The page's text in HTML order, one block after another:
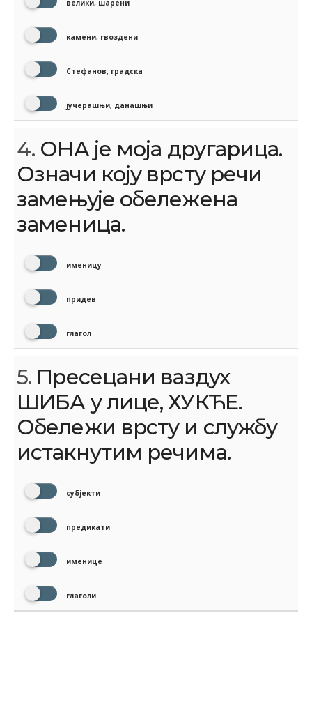
велики, шарени
камени, гвоздени
Стефанов, градска
јучерашњи, данашњи
4. ОНА је моја другарица.
Означи коју врсту речи
замењује обележена
заменица.
именицу
придев
глагол
5. Пресецани ваздух
ШИБА у лице, ХУКЋЕ.
Обележи врсту и службу
истакнутим речима.
субјекти
предикати
именице
глаголи